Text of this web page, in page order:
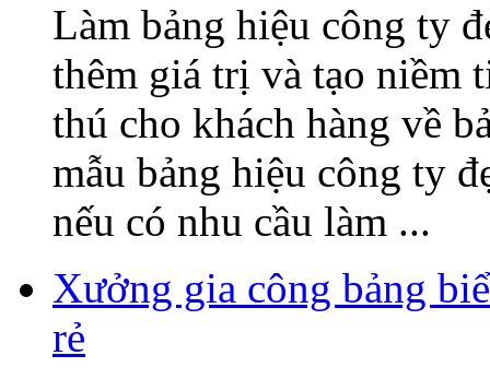
Làm bảng hiệu công ty
thêm giá trị và tạo niềm
thú cho khách hàng về
mẫu bảng hiệu công ty
nếu có nhu cầu làm ...
Xưởng gia công bảng
rẻ